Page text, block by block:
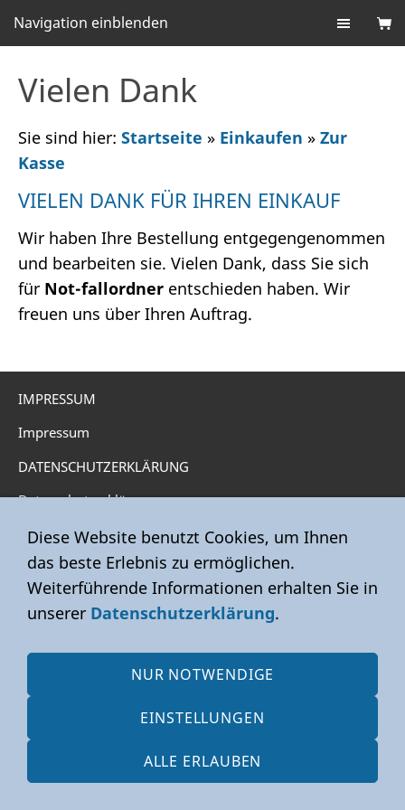
Navigation einblenden
Vielen Dank
Sie sind hier: Startseite » Einkaufen » Zur
Kasse
VIELEN DANK FÜR IHREN EINKAUF
Wir haben Ihre Bestellung entgegengenommen
und bearbeiten sie. Vielen Dank, dass Sie sich
für Not-fallordner entschieden haben. Wir
freuen uns über Ihren Auftrag.
IMPRESSUM
Impressum
DATENSCHUTZERKLÄRUNG
Datenschutzerklärung
AGBWiderrufsrecht Versand & ZahlungDatenschutz
ImpressumWiderufsformular
Diese Website benutzt Cookies, um Ihnen
das beste Erlebnis zu ermöglichen.
Weiterführende Informationen erhalten Sie in
unserer Datenschutzerklärung.
NUR NOTWENDIGE
EINSTELLUNGEN
ALLE ERLAUBEN